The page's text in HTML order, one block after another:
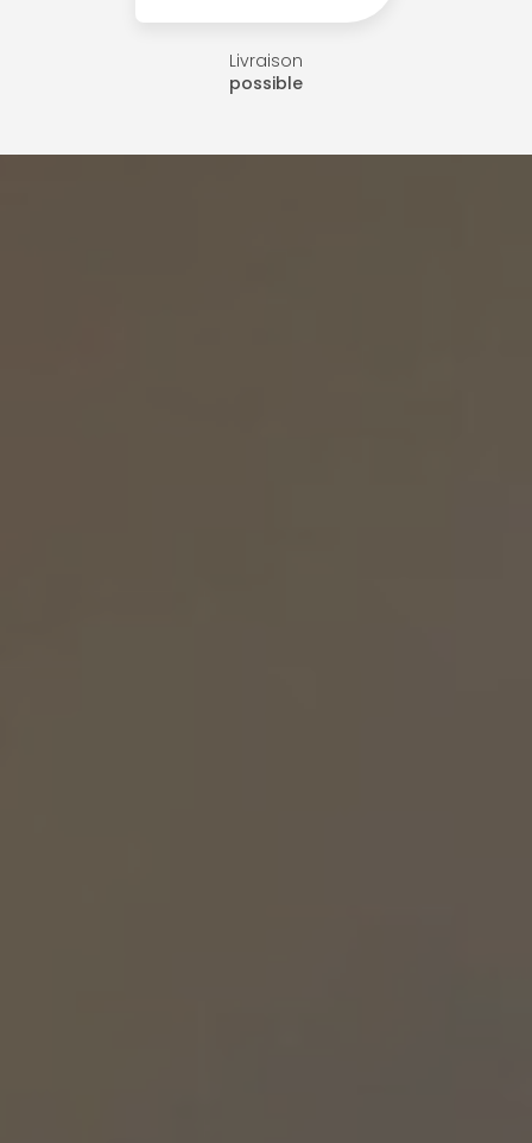
Livraison
possible